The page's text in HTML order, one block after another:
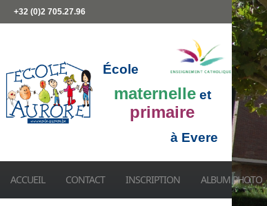
+32 (0)2 705.27.96
École
maternelle et
primaire
à Evere
ACCUEIL CONTACT INSCRIPTION ALBUM PHOTO